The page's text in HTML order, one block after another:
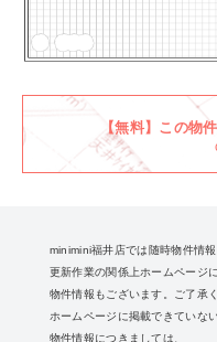
【無料】この物
minimini福井店では随時物件情
更新作業の関係上ホームページ
物件情報もございます。ご了承
ホームページに掲載できていな
物件情報につきましては、